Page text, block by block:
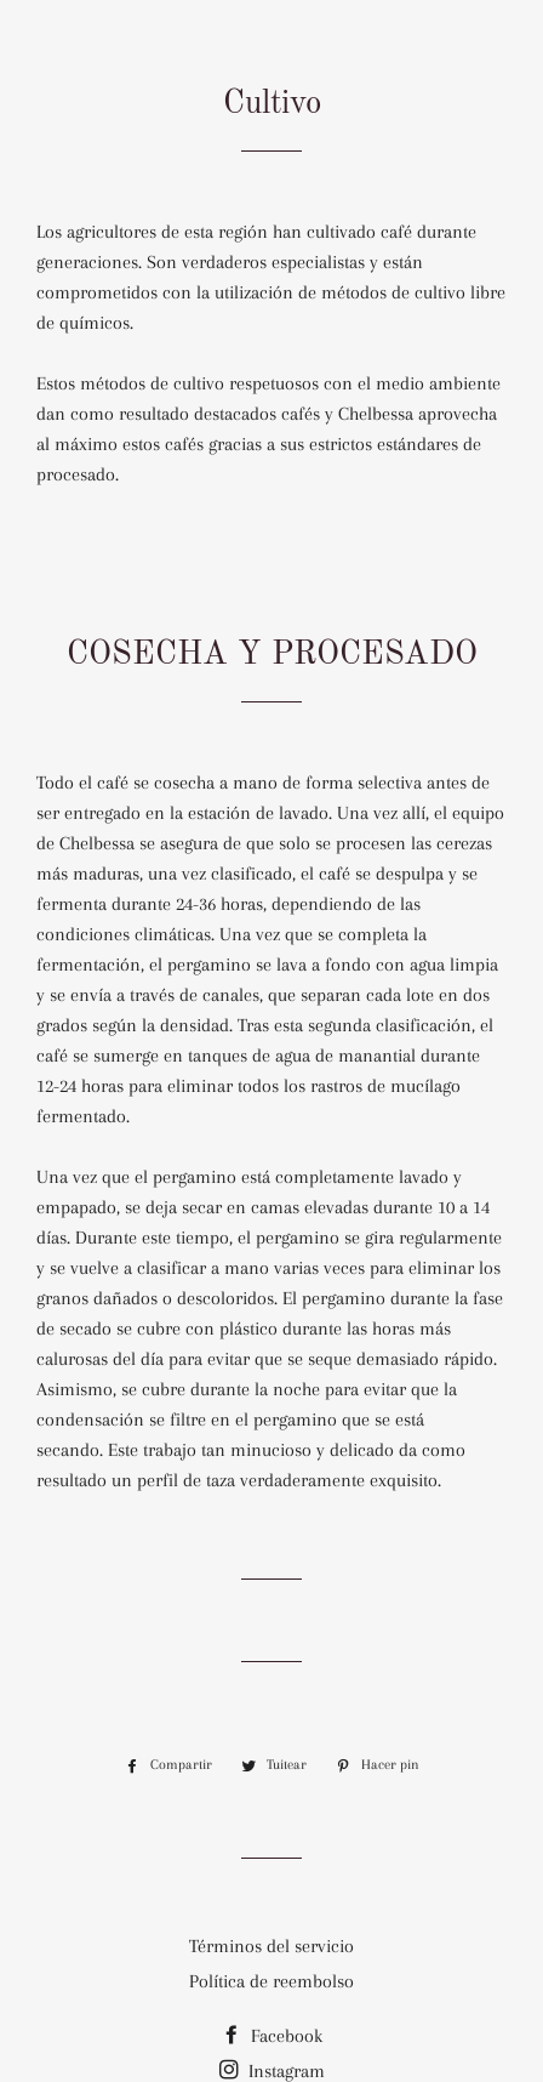
Cultivo
Los agricultores de esta región han cultivado café durante
generaciones. Son verdaderos especialistas y están
comprometidos con la utilización de métodos de cultivo libre
de químicos.
Estos métodos de cultivo respetuosos con el medio ambiente
dan como resultado destacados cafés y Chelbessa aprovecha
al máximo estos cafés gracias a sus estrictos estándares de
procesado.
COSECHA Y PROCESADO
Todo el café se cosecha a mano de forma selectiva antes de
ser entregado en la estación de lavado. Una vez allí, el equipo
de Chelbessa se asegura de que solo se procesen las cerezas
más maduras, una vez clasificado, el café se despulpa y se
fermenta durante 24-36 horas, dependiendo de las
condiciones climáticas. Una vez que se completa la
fermentación, el pergamino se lava a fondo con agua limpia
y se envía a través de canales, que separan cada lote en dos
grados según la densidad. Tras esta segunda clasificación, el
café se sumerge en tanques de agua de manantial durante
12-24 horas para eliminar todos los rastros de mucílago
fermentado.
Una vez que el pergamino está completamente lavado y
empapado, se deja secar en camas elevadas durante 10 a 14
días. Durante este tiempo, el pergamino se gira regularmente
y se vuelve a clasificar a mano varias veces para eliminar los
granos dañados o descoloridos. El pergamino durante la fase
de secado se cubre con plástico durante las horas más
calurosas del día para evitar que se seque demasiado rápido.
Asimismo, se cubre durante la noche para evitar que la
condensación se filtre en el pergamino que se está
secando. Este trabajo tan minucioso y delicado da como
resultado un perfil de taza verdaderamente exquisito.
Compartir
CompartirTuitear
Tuitear
Hacer pin
Términos del servicio
Política de reembolso
Facebook
Instagram